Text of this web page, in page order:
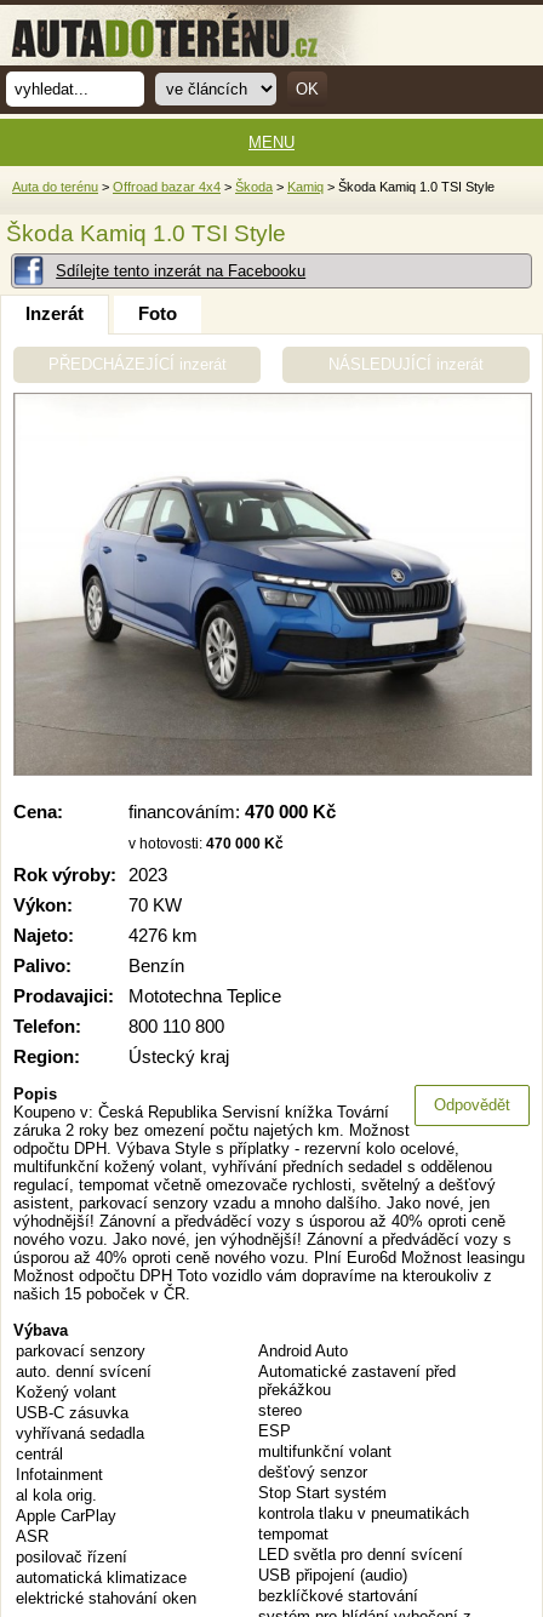
Auta do terénu > Offroad bazar 4x4 > Škoda > Kamiq > Škoda Kamiq 1.0 TSI Style
Škoda Kamiq 1.0 TSI Style
Sdílejte tento inzerát na Facebooku
Inzerát Foto
PŘEDCHÁZEJÍCÍ inzerát NÁSLEDUJÍCÍ inzerát
Cena: financováním: 470 000 Kč
v hotovosti: 470 000 Kč
Rok výroby:
2023
Výkon:
70 KW
Najeto:
4276 km
Palivo:
Benzín
Prodavajici:
Mototechna Teplice
Telefon:
800 110 800
Region:
Ústecký kraj
Odpovědět
Popis
Koupeno v: Česká Republika Servisní knížka Tovární
záruka 2 roky bez omezení počtu najetých km. Možnost
odpočtu DPH. Výbava Style s příplatky - rezervní kolo ocelové,
multifunkční kožený volant, vyhřívání předních sedadel s oddělenou
regulací, tempomat včetně omezovače rychlosti, světelný a dešťový
asistent, parkovací senzory vzadu a mnoho dalšího. Jako nové, jen
výhodnější! Zánovní a předváděcí vozy s úsporou až 40% oproti ceně
nového vozu. Jako nové, jen výhodnější! Zánovní a předváděcí vozy s
úsporou až 40% oproti ceně nového vozu. Plní Euro6d Možnost leasingu
Možnost odpočtu DPH Toto vozidlo vám dopravíme na kteroukoliv z
našich 15 poboček v ČR.
Výbava
parkovací senzory
auto. denní svícení
Kožený volant
USB-C zásuvka
vyhřívaná sedadla
centrál
Infotainment
al kola orig.
Apple CarPlay
ASR
posilovač řízení
automatická klimatizace
elektrické stahování oken
Android Auto
Automatické zastavení před
překážkou
stereo
ESP
multifunkční volant
dešťový senzor
Stop Start systém
kontrola tlaku v pneumatikách
tempomat
LED světla pro denní svícení
USB připojení (audio)
bezklíčkové startování
MENU